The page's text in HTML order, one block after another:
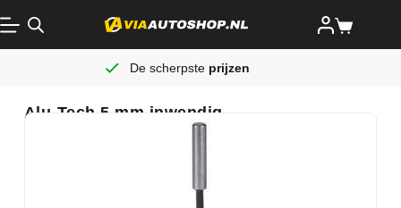
De scherpste prijzen
Alu-Tech 5 mm inwendig